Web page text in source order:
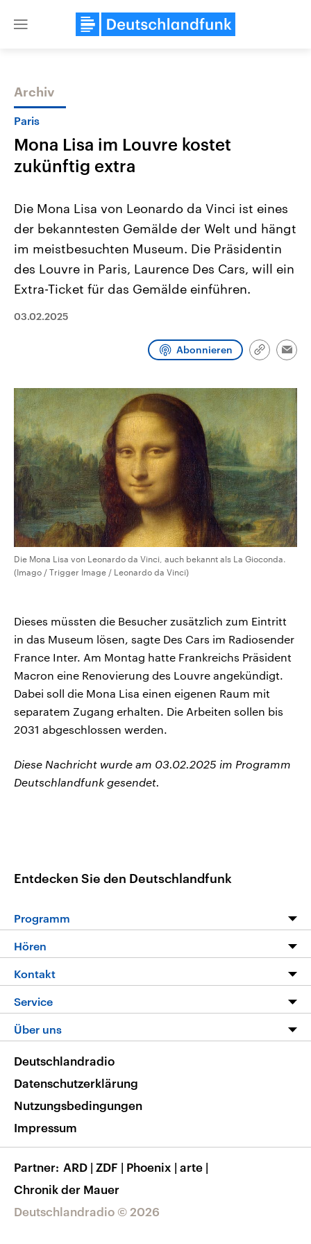
Close
Themen
Landtagswahl Sachsen-Anhalt
2026
Alle Informationen
Sachsen-Anhalt wählt am 6.
September 2026 einen neuen
Landtag. Seit 2021 wird das
CDU, SPD und FDP regiert.-
Wahlprogramme, aktuelle Berichte
und Hintergründe zu den Parteien
und Kandidaten der anstehenden
USA
Aktuelle Beiträge,
Hintergründe
Wirtschaftlich und
gehören die Vereinigten
den mächtigsten Ländern
Programm Podcasts
Audio-Archiv
Archiv
Paris
Mona Lisa im Louvre kostet
zukünftig extra
Die Mona Lisa von Leonardo da Vinci ist eines
der bekanntesten Gemälde der Welt und hängt
im meistbesuchten Museum. Die Präsidentin
des Louvre in Paris, Laurence Des Cars, will ein
Extra-Ticket für das Gemälde einführen.
03.02.2025
Abonnieren
Link
Die Mona Lisa von Leonardo da Vinci, auch bekannt als La Gioconda.
(Imago / Trigger Image / Leonardo da Vinci)
Dieses müssten die Besucher zusätzlich zum Eintritt
in das Museum lösen, sagte Des Cars im Radiosender
France Inter. Am Montag hatte Frankreichs Präsident
Macron eine Renovierung des Louvre angekündigt.
Dabei soll die Mona Lisa einen eigenen Raum mit
separatem Zugang erhalten. Die Arbeiten sollen bis
2031 abgeschlossen werden.
Diese Nachricht wurde am 03.02.2025 im Programm
Deutschlandfunk gesendet.
Entdecken Sie den Deutschlandfunk
Programm
Programm
Die Nachrichten
Nachrichtenleicht
Neue Beiträge auf dlf.de
Hören
Livestream
Podcasts
Deutschlandfunk App
Nachrichten App
Frequenzen
Kontakt
Hörerservice
Service
FAQ
Veranstaltungen
Musikliste
RSS
Über uns
Barrierefreiheit
Deutschlandradio © 2026
Deutschlandradio
Datenschutzerklärung
Nutzungsbedingungen
Impressum
Partner ARD | ZDF | Phoenix | arte |
Chronik der Mauer